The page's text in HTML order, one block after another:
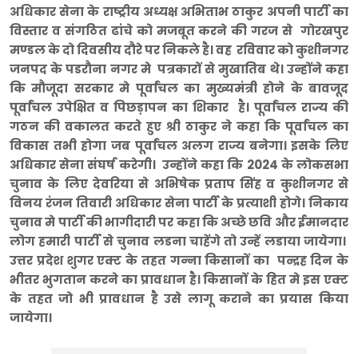
अधिकार सेना के राष्ट्रीय अध्यक्ष अभिताभ ठाकुर अपनी पार्टी का
विस्तार व संगठित ढांचे को मजबूत करने की गरज से गोरखपुर
मण्डल के दो दिवसीय दौरे पर निकले है। वह रविवार को कुशीनगर
जनपद के पडरौना नगर मे पत्रकारों से मुखातिब थे। उन्होंने कहा
कि मौजूदा सरकार मे पूर्वांचल का मुख्यमंत्री होने के बावजूद
पूर्वांचल उपेक्षित व पिछड़ापन का शिकार है। पूर्वांचल राज्य की
गठन की वकालत करते हुए श्री ठाकुर ने कहा कि पूर्वांचल का
विकास तभी होगा जब पूर्वांचल अलग राज्य बनेगा। इसके लिए
अधिकार सेना संघर्ष करेगी। उन्होंने कहा कि 2024 के लोकसभा
चुनाव के लिए देवरिया से अभिषेक प्रताप सिंह व कुशीनगर से
विनय रंजन तिवारी अधिकार सेना पार्टी के प्रत्याशी होगे। निकाय
चुनाव मे पार्टी की भागीदारी पर कहा कि अच्छे छवि और ईमानदार
लोग हमारी पार्टी से चुनाव लडना चाहेंगे तो उन्हें लडाया जायेगा।
उत्तर प्रदेश शुगर एक्ट के तहत गन्ना किसानों का पन्द्रह दिन के
भीतर भुगतान करने का प्रावधान है। किसानों के हित मे इस एक्ट
के तहत जो भी प्रावधान है उसे लागू कराने का प्रयास किया
जायेगा।